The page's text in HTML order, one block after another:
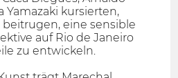
Yamazaki kursierten,
eine sensible
auf Rio de Janeiro
zu entwickeln.